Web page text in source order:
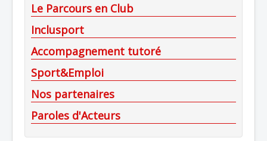
Le Parcours en Club
Inclusport
Accompagnement tutoré
Sport&Emploi
Nos partenaires
Paroles d'Acteurs